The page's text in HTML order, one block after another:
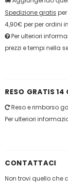
Spedizione gratis
4,90€ per per ordini
Per ulteriori
prezzi e tempi nella
RESO GRATIS 14
Reso e rimborso
Per ulteriori
CONTATTACI
Non trovi quello che